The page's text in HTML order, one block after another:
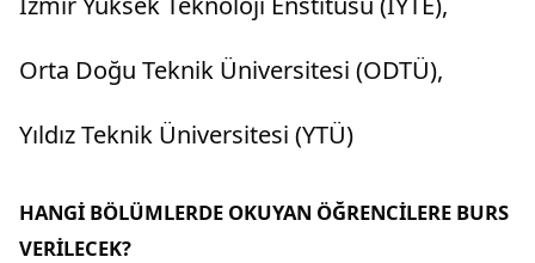
Orta Doğu Teknik Üniversitesi (ODTÜ),
Yıldız Teknik Üniversitesi (YTÜ)
HANGİ BÖLÜMLERDE OKUYAN ÖĞRENCİLERE BURS
VERİLECEK?